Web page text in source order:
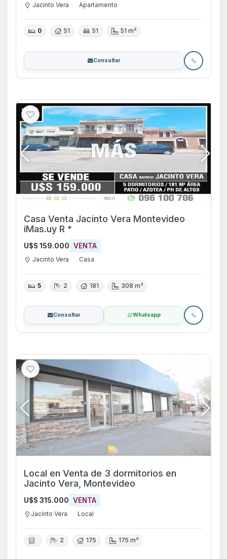
Jacinto Vera Apartamento
0 51 51 51 m²
Consultar
Casa Venta Jacinto Vera Montevideo
iMas.uy R *
U$S 159.000 VENTA
Jacinto Vera Casa
5 2 181 308 m²
Consultar Whatsapp
Local en Venta de 3 dormitorios en
Jacinto Vera, Montevideo
U$S 315.000 VENTA
Jacinto Vera Local
2 175 175 m²